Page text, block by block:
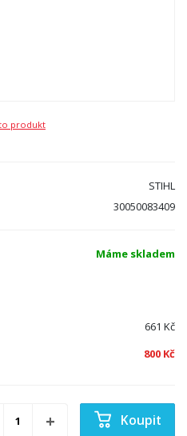
produkt
STIHL
30050083409
Máme skladem
661 Kč
800 Kč
Koupit